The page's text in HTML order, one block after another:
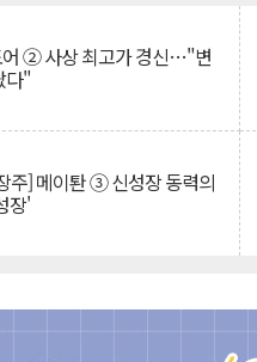
② 사상 최고가 경신…"변
다"
주] 메이퇀 ③ 신성장 동력의
장'